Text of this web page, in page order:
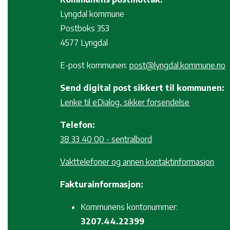
Lyngdal kommune
Postboks 353
4577 Lyngdal
E-post kommunen: post@lyngdal.kommune.no
Send digital post sikkert til kommunen:
Lenke til eDialog, sikker forsendelse
Telefon:
38 33 40 00 - sentralbord
Vakttelefoner og annen kontaktinformasjon
Fakturainformasjon:
Kommunens kontonummer:
3207.44.22399